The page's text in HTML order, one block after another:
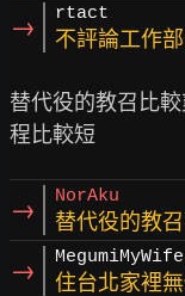
→ rtact
不評論工作
替代役的教召比
→ NorAku
替代役的教
→ MegumiMyWife
住台北家裡